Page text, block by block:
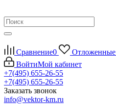
Сравнение0 Отложенные
ВойтиМой кабинет
+7(495) 655-26-55
+7(495) 655-26-55
Заказать звонок
info@vektor-km.ru